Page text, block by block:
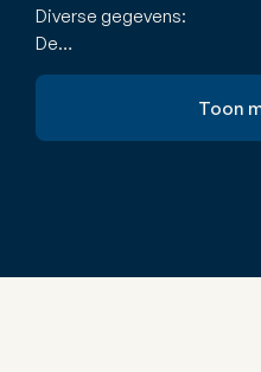
Diverse gegevens:
De…
Toon